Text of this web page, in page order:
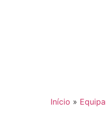
Início »